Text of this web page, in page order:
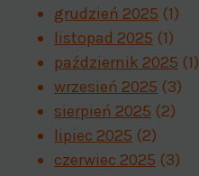
grudzień 2025 (1)
listopad 2025 (1)
październik 2025 (1)
wrzesień 2025 (3)
sierpień 2025 (2)
lipiec 2025 (2)
czerwiec 2025 (3)